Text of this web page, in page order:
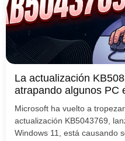
La actualización
atrapando algunos PC
Microsoft ha vuelto a
actualización KB5043769,
Windows 11, está causando